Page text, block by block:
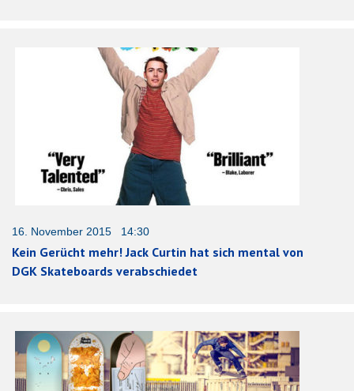
16. November 2015 14:30
Kein Gerücht mehr! Jack Curtin hat sich mental von
DGK Skateboards verabschiedet